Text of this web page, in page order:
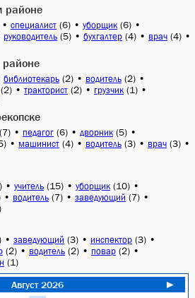
районе
• специалист (6) • уборщик (6) •
руководитель (5) • бухгалтер (4) • врач (4) •
районе
библиотекарь (2) • водитель (2) •
(2) • тракторист (2) • грузчик (1) •
(7) • педагог (6) • дворник (5) •
• машинист (4) • водитель (3) • врач (3) •
• учитель (15) • уборщик (10) •
• водитель (7) • заведующий (7) •
• заведующий (3) • инспектор (3) •
(2) • водитель (2) • повар (2) •
(1)
Август 2026
►